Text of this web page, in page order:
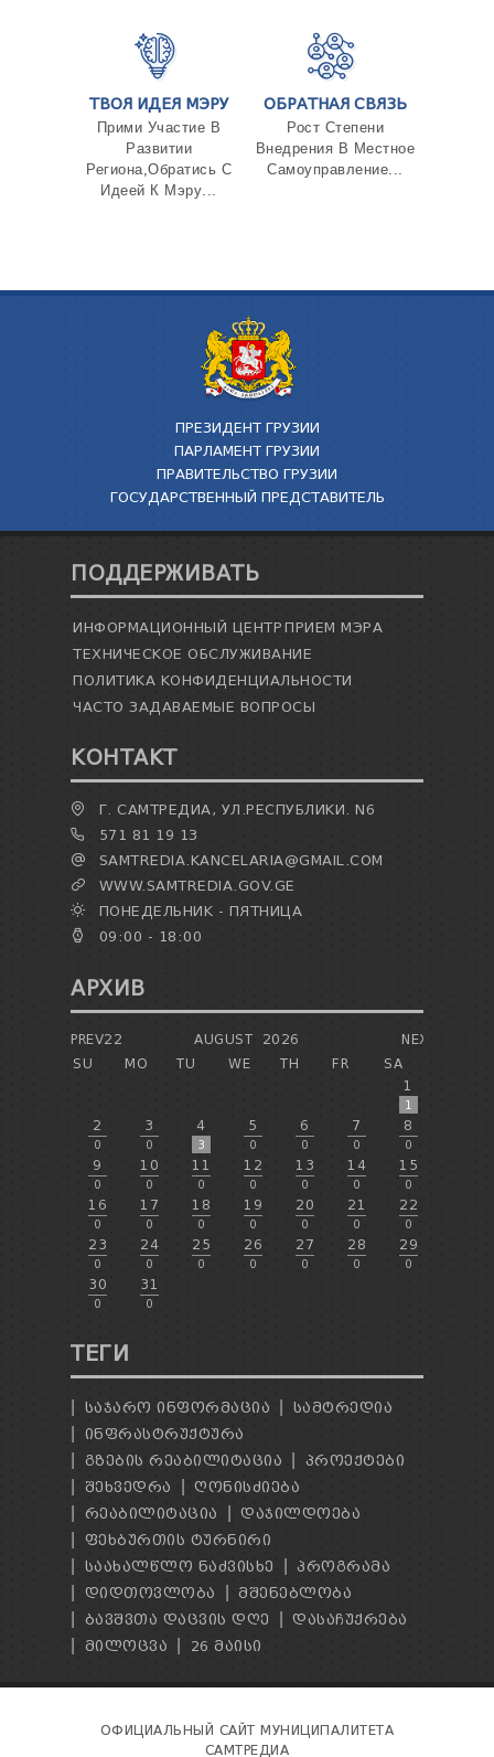
ТВОЯ ИДЕЯ МЭРУ
Прими Участие В
Развитии
Региона,Обратись С
Идеей К Мэру...
ОБРАТНАЯ СВЯЗЬ
Рост Степени
Внедрения В Местное
Самоуправление...
ПРЕЗИДЕНТ ГРУЗИИ
ПАРЛАМЕНТ ГРУЗИИ
ПРАВИТЕЛЬСТВО ГРУЗИИ
ГОСУДАРСТВЕННЫЙ ПРЕДСТАВИТЕЛЬ
ПОДДЕРЖИВАТЬ
ИНФОРМАЦИОННЫЙ ЦЕНТРПРИЕМ МЭРА
ТЕХНИЧЕСКОЕ ОБСЛУЖИВАНИЕ
ПОЛИТИКА КОНФИДЕНЦИАЛЬНОСТИ
ЧАСТО ЗАДАВАЕМЫЕ ВОПРОСЫ
КОНТАКТ
Г. САМТРЕДИА, УЛ.РЕСПУБЛИКИ. N6
571 81 19 13
SAMTREDIA.KANCELARIA@GMAIL.COM
WWW.SAMTREDIA.GOV.GE
ПОНЕДЕЛЬНИК - ПЯТНИЦА
09:00 - 18:00
АРХИВ
PREV22 NEXT
AUGUST
2026
SU
MO TU WE TH FR
SA
1
1
2
0
3
0
4
3
5
0
6
0
7
0
8
0
9
0
10
0
11
0
12
0
13
0
14
0
15
0
16
0
17
0
18
0
19
0
20
0
21
0
22
0
23
0
24
0
25
0
26
0
27
0
28
0
29
0
30
0
31
0
ТЕГИ
ᲡᲐᲯᲐᲠᲝ ᲘᲜᲤᲝᲠᲛᲐᲪᲘᲐ
ᲡᲐᲛᲢᲠᲔᲓᲘᲐ
ᲘᲜᲤᲠᲐᲡᲢᲠᲣᲥᲢᲣᲠᲐ
ᲒᲖᲔᲑᲘᲡ ᲠᲔᲐᲑᲘᲚᲘᲢᲐᲪᲘᲐ
ᲞᲠᲝᲔᲥᲢᲔᲑᲘ
ᲨᲔᲮᲕᲔᲓᲠᲐ
ᲦᲝᲜᲘᲡᲫᲘᲔᲑᲐ
ᲠᲔᲐᲑᲘᲚᲘᲢᲐᲪᲘᲐ
ᲓᲐᲯᲘᲚᲓᲝᲔᲑᲐ
ᲤᲔᲮᲑᲣᲠᲗᲘᲡ ᲢᲣᲠᲜᲘᲠᲘ
ᲡᲐᲐᲮᲐᲚᲬᲚᲝ ᲜᲐᲫᲕᲘᲡᲮᲔ
ᲞᲠᲝᲒᲠᲐᲛᲐ
ᲓᲘᲓᲗᲝᲕᲚᲝᲑᲐ
ᲛᲨᲔᲜᲔᲑᲚᲝᲑᲐ
ᲑᲐᲕᲨᲕᲗᲐ ᲓᲐᲪᲕᲘᲡ ᲓᲦᲔ
ᲓᲐᲡᲐᲩᲣᲥᲠᲔᲑᲐ
ᲛᲘᲚᲝᲪᲕᲐ
26 ᲛᲐᲘᲡᲘ
ОФИЦИАЛЬНЫЙ САЙТ МУНИЦИПАЛИТЕТА
САМТРЕДИА